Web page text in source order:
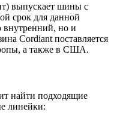
выпускает шины с
срок для данной
внутренний, но и
Cordiant поставляется
а также в США.
найти подходящие
линейки: